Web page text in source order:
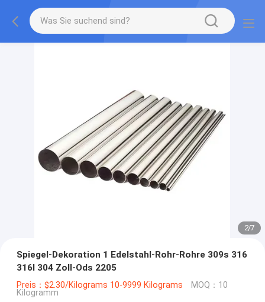
2/7
Spiegel-Dekoration 1 Edelstahl-Rohr-Rohre 309s 316
316l 304 Zoll-Ods 2205
Preis：$2.30/Kilograms 10-9999 Kilograms MOQ：10
Kilogramm